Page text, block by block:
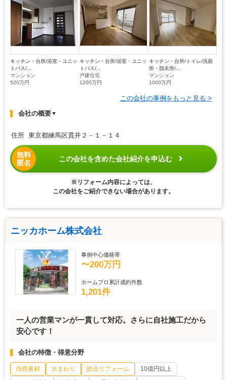
キッチン・台所/浴室・ユニッ
トバス/...
マンション
520万円
キッチン・台所/浴室・ユニッ
トバス/...
戸建住宅
1200万円
キッチン・台所/トイレ/洗面
所・脱衣所/...
マンション
1000万円
この会社の事例をもっと見る >
会社の概要▼
住所 東京都練馬区貫井２－１－１４
無料
匿名
この会社を含めた会社紹介を申込む
※リフォーム内容によっては、
この会社をご紹介できない場合があります。
ニッカホーム株式会社
事例中心価格帯
〜200万円
ホームプロ累計成約件数
1,201件
一人の営業マンが一貫して対応。さらに自社施工だから
安心です！
会社の特徴・得意分野
自然素材 水まわり 総合リフォーム
10億円以上